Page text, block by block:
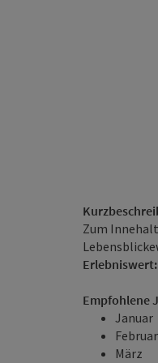
Zum
Erlebniswert:
Empfohlene
Januar
Februar
März